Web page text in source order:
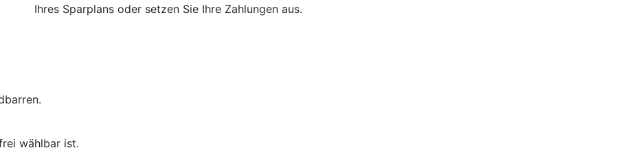
Ihres Sparplans oder setzen Sie Ihre Zahlungen aus.
wählbar ist.